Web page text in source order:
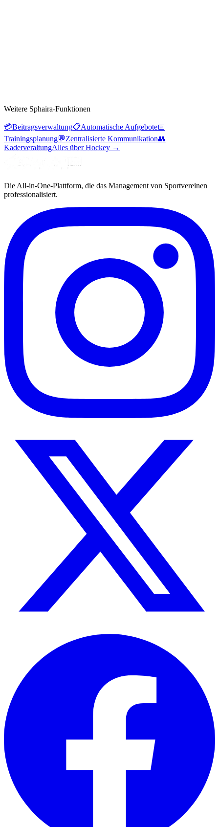
Weitere Sphaira-Funktionen
💳Beitragsverwaltung📋Automatische Aufgebote📅
Trainingsplanung💬Zentralisierte Kommunikation👥
KaderveraltungAlles über Hockey →
Die All-in-One-Plattform, die das Management von Sportvereinen
professionalisiert.